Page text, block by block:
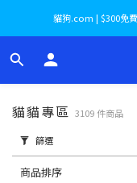
貓狗.com | $300免
貓貓專區 3109 件商品
篩選
商品排序